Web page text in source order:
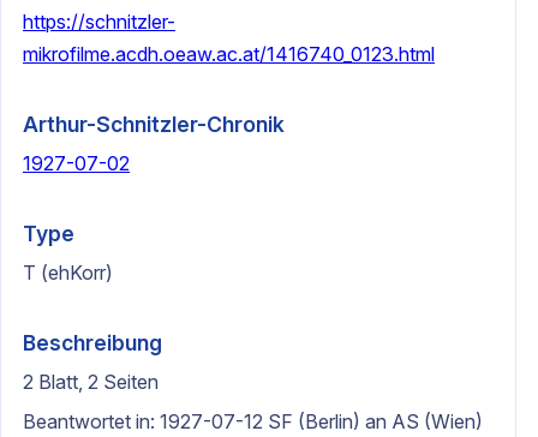
https://schnitzler-
mikrofilme.acdh.oeaw.ac.at/1416740_0123.html
Arthur-Schnitzler-Chronik
1927-07-02
Type
T (ehKorr)
Beschreibung
2 Blatt, 2 Seiten
Beantwortet in: 1927-07-12 SF (Berlin) an AS (Wien)